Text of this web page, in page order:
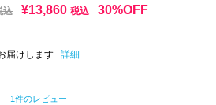
込 ¥13,860 税込 30%OFF
届けします 詳細
1件のレビュー